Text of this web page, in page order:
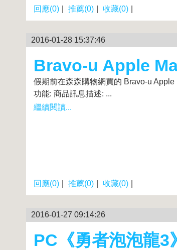
回應(0) 推薦(0) 收藏(0)
2016-01-28 15:37:46
Bravo-u Apple
假期前在森森購物網買的 Bravo-u
功能: 商品訊息描述: ...
繼續閱讀...
回應(0) 推薦(0) 收藏(0)
2016-01-27 09:14:26
PC《勇者泡泡龍3